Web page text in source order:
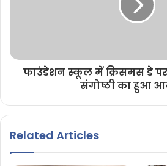
फाउंडेशन स्कूल में क्रिसमस डे
संगोष्ठी का हुआ
Related Articles